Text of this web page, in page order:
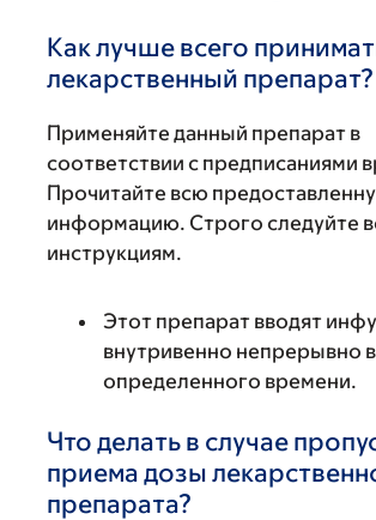
Как лучше всего
лекарственный препарат?
Применяйте данный препарат в
соответствии с предписаниями
Прочитайте всю
информацию. Строго следуйте
инструкциям.
Этот препарат вводят
внутривенно непрерывно
определенного времени.
Что делать в случае
приема дозы
препарата?